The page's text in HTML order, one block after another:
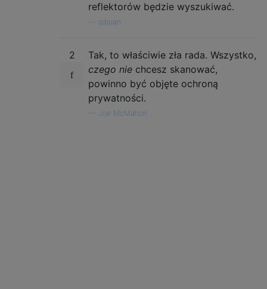
reflektorów będzie wyszukiwać.
sdjuan
2
Tak, to właściwie zła rada. Wszystko,
czego nie chcesz skanować,
powinno być objęte ochroną
prywatności.
Joe McMahon